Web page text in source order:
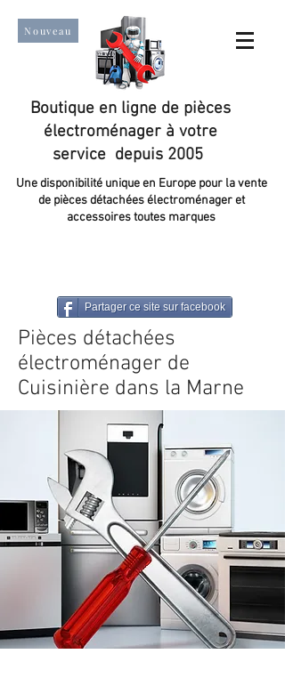
Nouveau
Boutique en ligne de pièces
électroménager à votre
service depuis 2005
Une disponibilité unique en Europe pour la vente
de pièces détachées électroménager et
accessoires toutes marques
Partager ce site sur facebook
Pièces détachées
électroménager de
Cuisinière dans la Marne